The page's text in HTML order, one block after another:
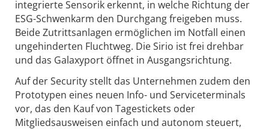
integrierte Sensorik erkennt, in welche Richtung der
ESG-Schwenkarm den Durchgang freigeben muss.
Beide Zutrittsanlagen ermöglichen im Notfall einen
ungehinderten Fluchtweg. Die Sirio ist frei drehbar
und das Galaxyport öffnet in Ausgangsrichtung.
Auf der Security stellt das Unternehmen zudem den
Prototypen eines neuen Info- und Serviceterminals
vor, das den Kauf von Tagestickets oder
Mitgliedsausweisen einfach und autonom steuert,